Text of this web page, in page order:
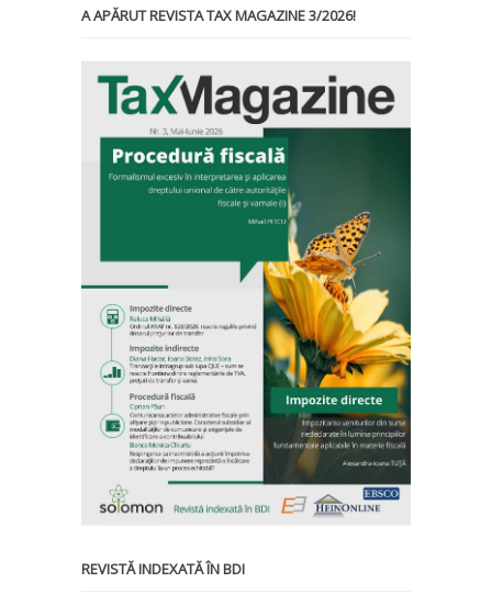
A APĂRUT REVISTA TAX MAGAZINE 3/2026!
REVISTĂ INDEXATĂ ÎN BDI